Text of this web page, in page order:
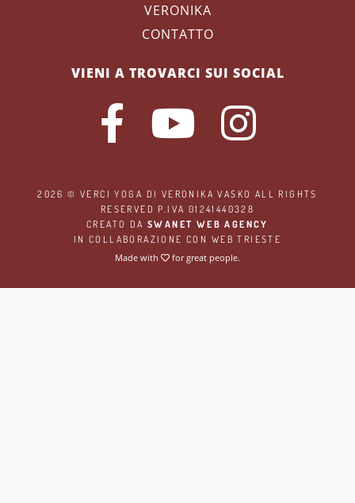
VERONIKA
CONTATTO
VIENI A TROVARCI SUI SOCIAL
2026 ©VERCI YOGA DI VERONIKA VASKO ALL RIGHTS
RESERVED P.IVA 01241440328
CREATO DASWANET WEB AGENCY
IN COLLABORAZIONE CON WEB TRIESTE
Made with
for great people.